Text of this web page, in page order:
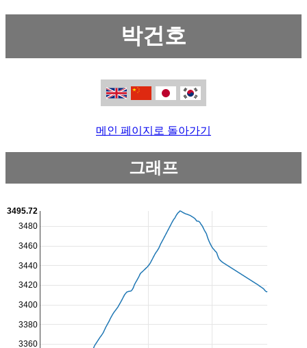
박건호
메인 페이지로 돌아가기
그래프
3360
3380
3400
3420
3440
3460
3480
3495.72